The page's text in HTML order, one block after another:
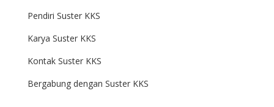
Pendiri Suster KKS
Karya Suster KKS
Kontak Suster KKS
Bergabung dengan Suster KKS